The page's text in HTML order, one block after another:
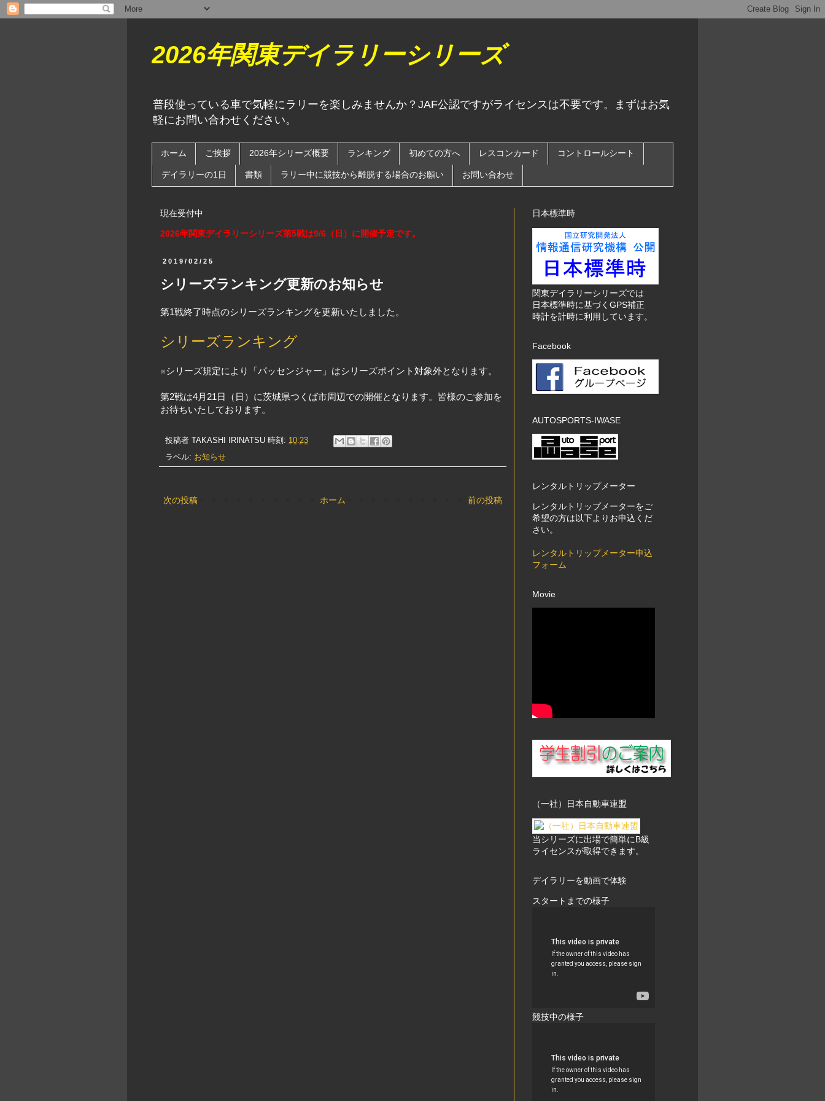
2026年関東デイラリーシリーズ
普段使っている車で気軽にラリーを楽しみませんか？JAF公認ですがライセンスは不要です。まずはお気
軽にお問い合わせください。
ホーム ご挨拶 2026年シリーズ概要 ランキング 初めての方へ レスコンカード コントロールシート
デイラリーの1日 書類 ラリー中に競技から離脱する場合のお願い お問い合わせ
現在受付中
2026年関東デイラリーシリーズ第5戦は9/6（日）に開催予定です。
2019/02/25
シリーズランキング更新のお知らせ
第1戦終了時点のシリーズランキングを更新いたしました。
シリーズランキング
※シリーズ規定により「パッセンジャー」はシリーズポイント対象外となります。
第2戦は4月21日（日）に茨城県つくば市周辺での開催となります。皆様のご参加を
お待ちいたしております。
投稿者 TAKASHI IRINATSU 時刻: 10:23
ラベル: お知らせ
次の投稿 前の投稿
ホーム
日本標準時
関東デイラリーシリーズでは
日本標準時に基づくGPS補正
時計を計時に利用しています。
Facebook
AUTOSPORTS-IWASE
レンタルトリップメーター
レンタルトリップメーターをご
希望の方は以下よりお申込くだ
さい。
レンタルトリップメーター申込
フォーム
Movie
（一社）日本自動車連盟
当シリーズに出場で簡単にB級
ライセンスが取得できます。
デイラリーを動画で体験
スタートまでの様子
競技中の様子